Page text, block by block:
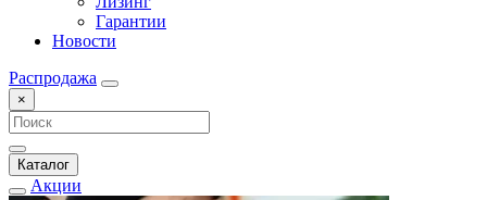
Гарантии
Новости
Распродажа
×
Каталог
Акции